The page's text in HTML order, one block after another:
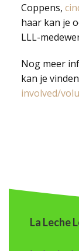
Coppens,
haar kan je
LLL-
Nog meer
kan je
involved/
La Leche